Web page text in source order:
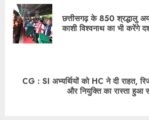
छत्तीसगढ़ के 850 श्रद्धालु
काशी विश्वनाथ का भी करेंगे
CG : SI अभ्यर्थियों को HC ने दी राहत,
और नियुक्ति का रास्ता हुआ